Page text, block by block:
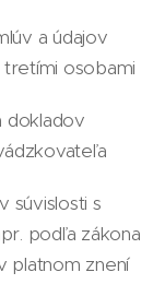
a údajov
osobami
dokladov
súvislosti s
podľa zákona
platnom znení